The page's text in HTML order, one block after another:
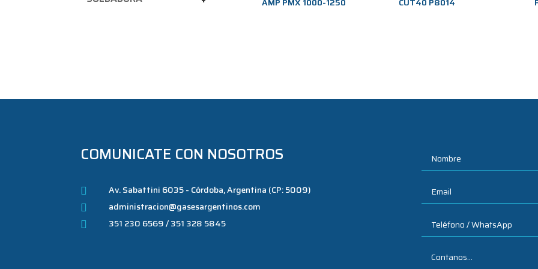
COMUNICATE CON NOSOTROS
 Av. Sabattini 6035 - Córdoba, Argentina (CP: 5009)
 administracion@gasesargentinos.com
 351 230 6569 / 351 328 5845